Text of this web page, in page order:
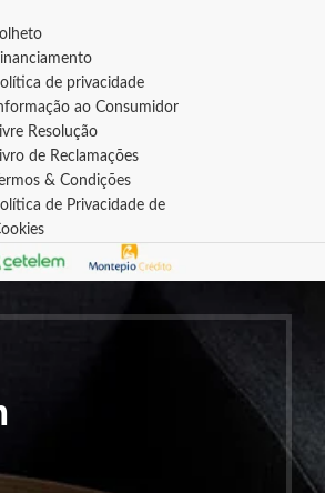
de privacidade
ao Consumidor
Resolução
de Reclamações
& Condições
de Privacidade de